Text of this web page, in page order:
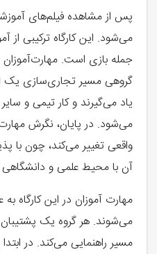
می‌شود. این کارگاه ترکیبی
جمله بازی است.
گروهی مسیر تجاری‌سازی یک
یاد می‌گیرند و کار تیمی و
می‌شود. در پایان، نگرش
واقعی تغییر می‌کند، چون با
آن با محیط علمی و دانشگاهی
مهارت آموزان در این کارگاه
می‌شوند. هر گروه یک
مسیر راهنمایی می‌کند. در